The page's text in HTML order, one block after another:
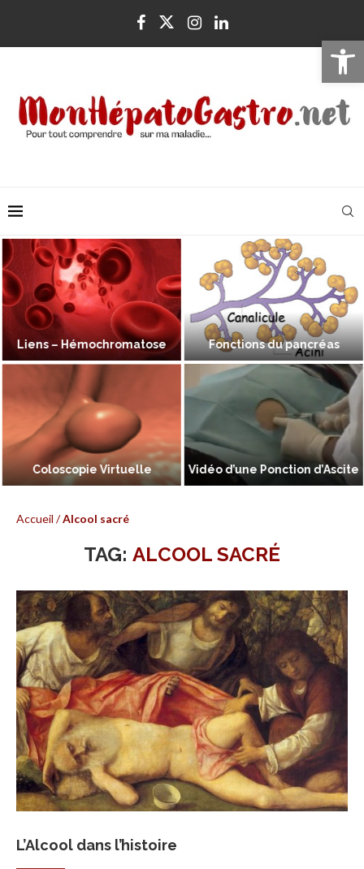
Ouvrir
Liens – Hémochromatose Fonctions du pancréas
Coloscopie Virtuelle Vidéo d’une Ponction d’Ascite
Accueil /Alcool sacré
TAG: ALCOOL SACRÉ
L’Alcool dans l’histoire